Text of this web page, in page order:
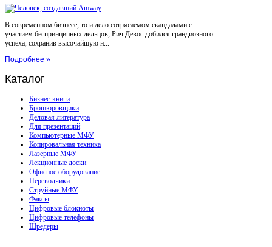
В современном бизнесе, то и дело сотрясаемом скандалами с
участием беспринципных дельцов, Рич Девос добился грандиозного
успеха, сохранив высочайшую н...
Подробнее »
Каталог
Бизнес-книги
Брошюровщики
Деловая литература
Для презентаций
Компьютерные МФУ
Копировальная техника
Лазерные МФУ
Лекционные доски
Офисное оборудование
Переводчики
Струйные МФУ
Факсы
Цифровые блокноты
Цифровые телефоны
Шредеры